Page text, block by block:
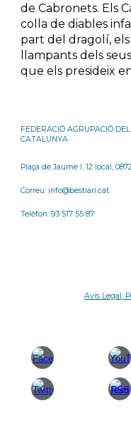
de Cabronets. Els
colla de diables
part del dragolí,
llampants dels
que els presideix
FEDERACIÓ AGRUPACIÓ
CATALUNYA
Plaça de Jaume I, 12 local,
Correu: info@bestiari.cat
Telèfon: 93 517 55 87
Avís Legal,